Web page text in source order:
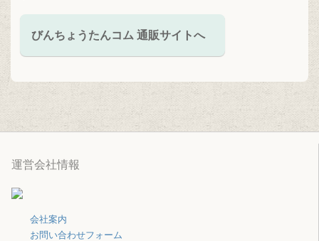
びんちょうたんコム 通販サイトへ
運営会社情報
会社案内
お問い合わせフォーム